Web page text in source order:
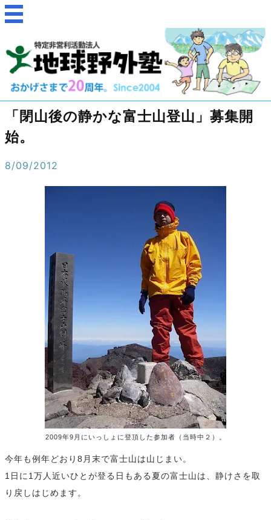
「閉山後の静かな富士山登山」募集開
始。
8/09/2012
2009年9月にいっしょに登頂した参加者（当時中２）。
今年も例年どおり8月末で富士山は山じまい。
1日に1万人近いひとが登る日もある夏の富士山は、静けさを取
り戻しはじめます。